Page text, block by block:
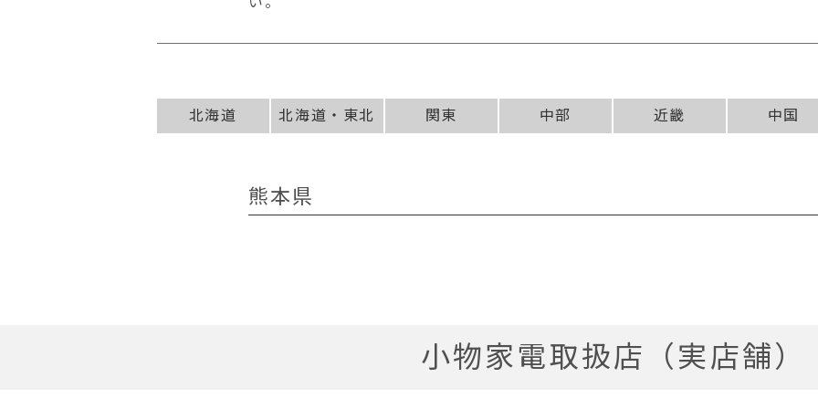
北海道 北海道・東北 関東 中部 近畿 中国
熊本県
小物家電取扱店（実店舗）